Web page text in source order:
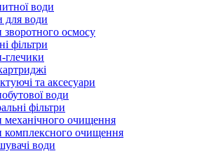
води
води
зворотного осмосу
фільтри
глечики
та аксесуари
води
фільтри
механічного очищення
комплексного очищення
води